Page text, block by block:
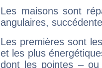
Les maisons sont
angulaires,
Les premières sont
et les plus
dont les pointes –